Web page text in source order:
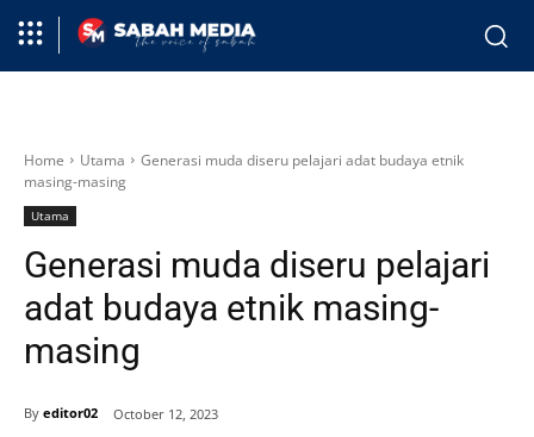
Home Utama
Generasi muda diseru pelajari adat budaya etnik
masing-masing
Utama
Generasi muda diseru pelajari
adat budaya etnik masing-
masing
By editor02 October 12, 2023